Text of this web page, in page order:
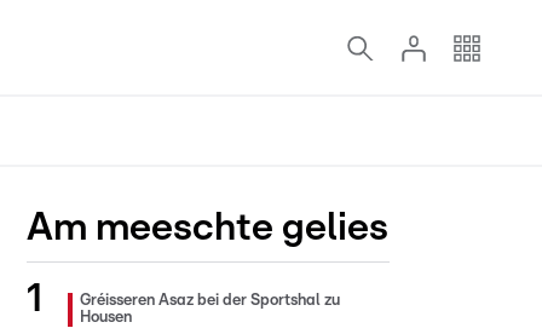
Am meeschte gelies
Gréisseren Asaz bei der Sportshal zu
Housen